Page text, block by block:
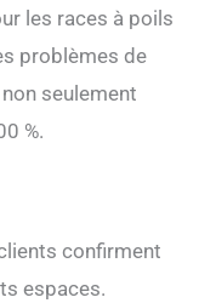
les races à poils
problèmes de
seulement
%.
confirment
espaces.